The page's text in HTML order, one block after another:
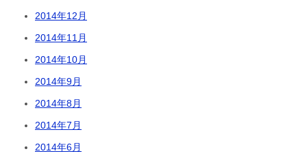
2014年12月
2014年11月
2014年10月
2014年9月
2014年8月
2014年7月
2014年6月